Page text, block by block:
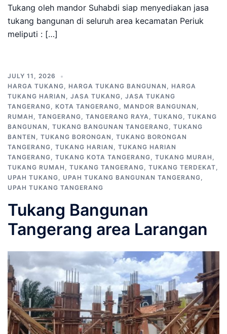
Tukang oleh mandor Suhabdi siap menyediakan jasa
tukang bangunan di seluruh area kecamatan Periuk
meliputi : […]
JULY 11, 2026
HARGA TUKANG, HARGA TUKANG BANGUNAN , HARGA
TUKANG HARIAN , JASA TUKANG, JASA TUKANG
TANGERANG, KOTA TANGERANG, MANDOR BANGUNAN ,
RUMAH , TANGERANG, TANGERANG RAYA, TUKANG, TUKANG
BANGUNAN , TUKANG BANGUNAN TANGERANG, TUKANG
BANTEN , TUKANG BORONGAN , TUKANG BORONGAN
TANGERANG, TUKANG HARIAN , TUKANG HARIAN
TANGERANG, TUKANG KOTA TANGERANG, TUKANG MURAH ,
TUKANG RUMAH , TUKANG TANGERANG, TUKANG TERDEKAT,
UPAH TUKANG, UPAH TUKANG BANGUNAN TANGERANG,
UPAH TUKANG TANGERANG
Tukang Bangunan
Tangerang area Larangan